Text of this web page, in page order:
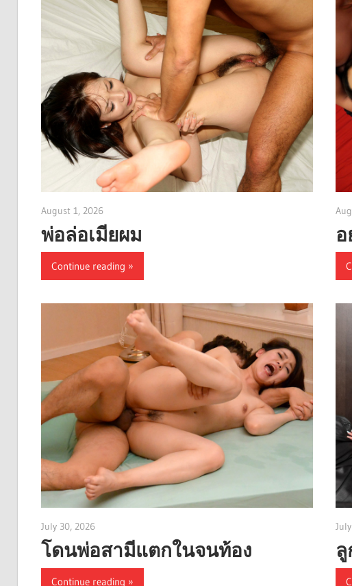
August 1, 2026admin
พ่อล่อเมียผม
Continue reading
July 30, 2026admin
โดนพ่อสามีแตกในจนท้อง
Continue reading
ลู